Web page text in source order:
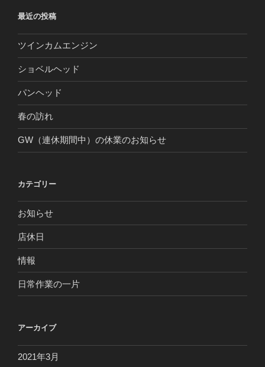
最近の投稿
ツインカムエンジン
ショベルヘッド
パンヘッド
春の訪れ
GW（連休期間中）の休業のお知らせ
カテゴリー
お知らせ
店休日
情報
日常作業の一片
アーカイブ
2021年3月